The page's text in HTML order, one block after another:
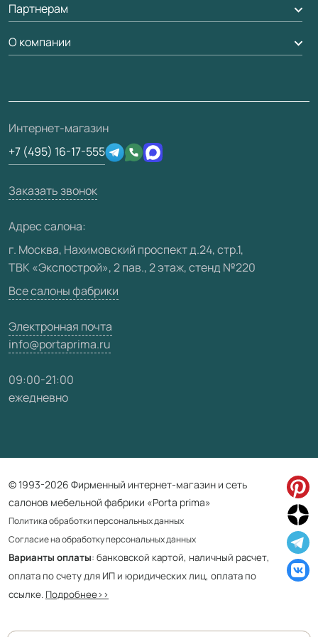
Рейки, баффели, стеллажи
Погонаж
Гарантия
Вопрос-ответ
Отзывы клиентов
Техническая информация
Юридическая информация
Вызов замерщика
Доставка
Партнерам
Дизайнерам / архитекторам
Скачать материалы
3D-модели
О компании
О фабрике
Сертификаты
Производство
Вакансии
Видео
Карта сайта
Интернет-магазин
+7 (495) 16-17-555
Заказать звонок
Адрес салона:
г. Москва, Нахимовский проспект д.24, стр.1,
ТВК «Экспострой», 2 пав., 2 этаж, стенд №220
Все салоны фабрики
Электронная почта
info@portaprima.ru
09:00-21:00
ежедневно
© 1993-2026 Фирменный интернет-магазин и сеть
салонов мебельной фабрики «Porta prima»
Политика обработки персональных данных
Согласие на обработку персональных данных
Варианты оплаты: банковской картой, наличный расчет,
оплата по счету для ИП и юридических лиц, оплата по
ссылке. Подробнее>>